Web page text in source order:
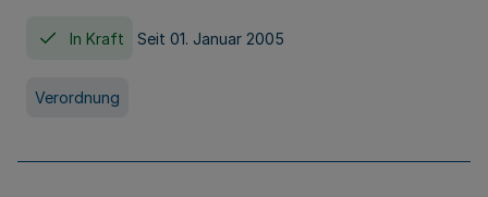
In Kraft Seit 01. Januar 2005
Verordnung